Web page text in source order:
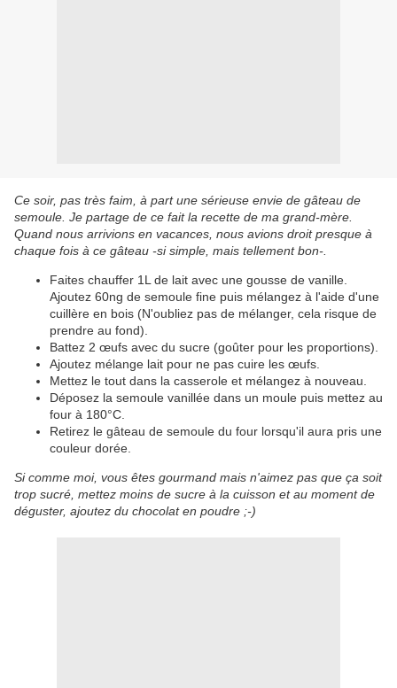
Ce soir, pas très faim, à part une sérieuse envie de gâteau de
semoule. Je partage de ce fait la recette de ma grand-mère.
Quand nous arrivions en vacances, nous avions droit presque à
chaque fois à ce gâteau -si simple, mais tellement bon-.
Faites chauffer 1L de lait avec une gousse de vanille.
Ajoutez 60ng de semoule fine puis mélangez à l'aide d'une
cuillère en bois (N'oubliez pas de mélanger, cela risque de
prendre au fond).
Battez 2 œufs avec du sucre (goûter pour les proportions).
Ajoutez mélange lait pour ne pas cuire les œufs.
Mettez le tout dans la casserole et mélangez à nouveau.
Déposez la semoule vanillée dans un moule puis mettez au
four à 180°C.
Retirez le gâteau de semoule du four lorsqu'il aura pris une
couleur dorée.
Si comme moi, vous êtes gourmand mais n'aimez pas que ça soit
trop sucré, mettez moins de sucre à la cuisson et au moment de
déguster, ajoutez du chocolat en poudre ;-)